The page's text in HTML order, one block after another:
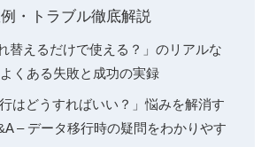
・トラブル徹底解説
替えるだけで使える？」のリアルな
くある失敗と成功の実録
行はどうすればいい？」悩みを解消す
– データ移行時の疑問をわかりやす